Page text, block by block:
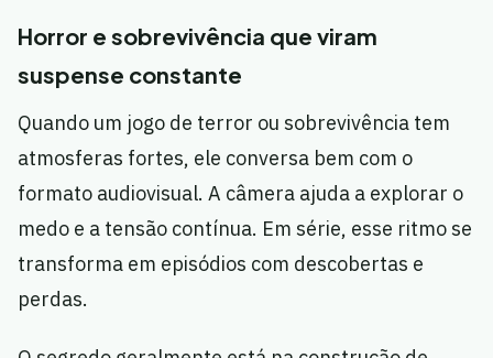
Horror e sobrevivência que viram
suspense constante
Quando um jogo de terror ou sobrevivência tem
atmosferas fortes, ele conversa bem com o
formato audiovisual. A câmera ajuda a explorar o
medo e a tensão contínua. Em série, esse ritmo se
transforma em episódios com descobertas e
perdas.